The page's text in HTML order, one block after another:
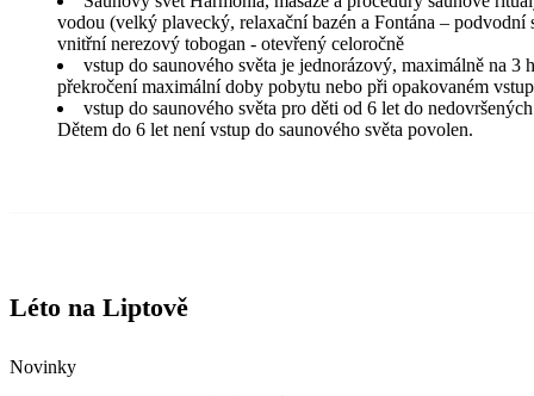
vodou (velký plavecký, relaxační bazén a Fontána –
vnitřní nerezový tobogan - otevřený celoročně
vstup do saunového světa je jednorázový, maximálně na
překročení maximální doby pobytu nebo při opakovaném
vstup do saunového světa pro děti od 6 let do
Dětem do 6 let není vstup do saunového světa povolen.
Léto na Liptově
Novinky